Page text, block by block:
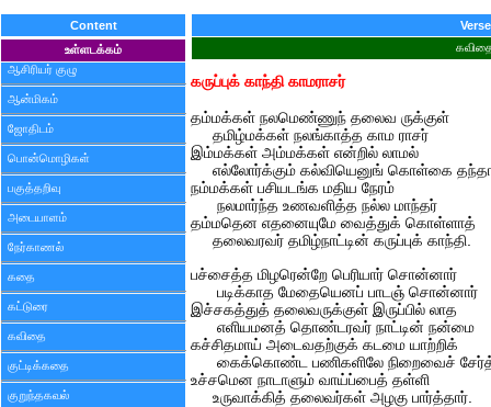
Content
உள்ளடக்கம்
ஆசிரியர் குழு
ஆன்மிகம்
ஜோதிடம்
பொன்மொழிகள்
பகுத்தறிவு
அடையாளம்
நேர்காணல்
கதை
கட்டுரை
கவிதை
குட்டிக்கதை
குறுந்தகவல்
Verse
கருப்புக் காந்தி காமராசர்
தம்மக்கள் நலமெண்ணுந் தலைவ ருக்குள்
தமிழ்மக்கள் நலங்காத்த காம ராசர்
இம்மக்கள் அம்மக்கள் என்றில் லாமல்
எல்லோர்க்கும் கல்வியெனுங் கொள்கை
நம்மக்கள் பசியடங்க மதிய நேரம்
நலமார்ந்த உணவளித்த நல்ல மாந்தர்
தம்மதென எதனையுமே வைத்துக் கொள்ளாத்
தலைவரவர் தமிழ்நாட்டின் கருப்புக் காந்தி.
பச்சைத்த மிழரென்றே பெரியார் சொன்னார்
படிக்காத மேதையெனப் பாடஞ் சொன்னார்
இச்சகத்துத் தலைவருக்குள் இருப்பில் லாத
எளியமனத் தொண்டரவர் நாட்டின் நன்மை
கச்சிதமாய் அடைவதற்குக் கடமை யாற்றிக்
கைக்கொண்ட பணிகளிலே நிறைவைச்
உச்சமென நாடாளும் வாய்ப்பைத் தள்ளி
உருவாக்கித் தலைவர்கள் அழகு பார்த்தார்.